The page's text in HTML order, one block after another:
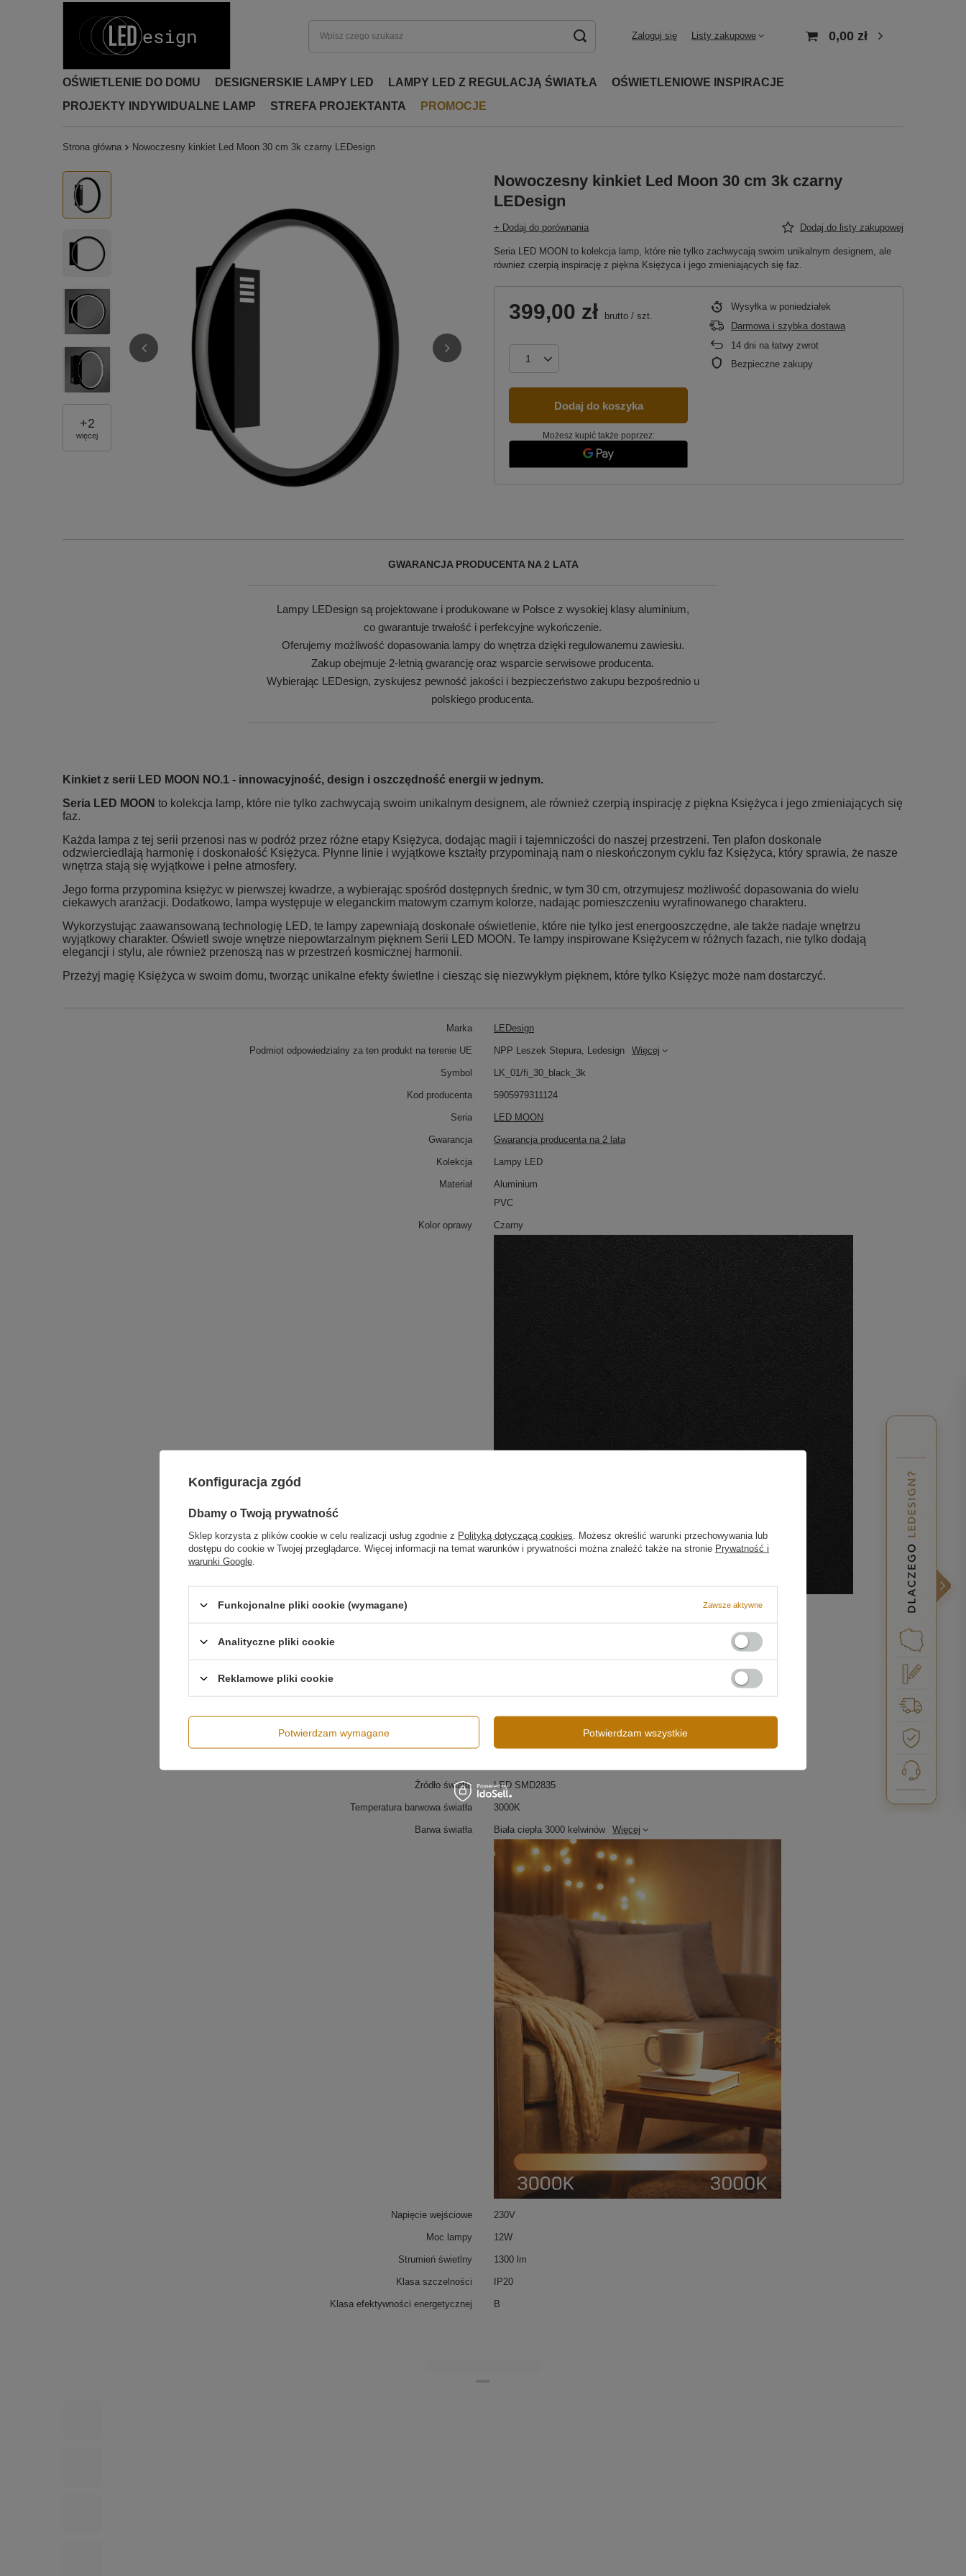
Zaloguj się Listy zakupowe 0,00 zł
OŚWIETLENIE DO DOMU DESIGNERSKIE LAMPY LED LAMPY LED Z REGULACJĄ ŚWIATŁA
OŚWIETLENIOWE INSPIRACJE
PROJEKTY INDYWIDUALNE LAMP
STREFA PROJEKTANTA PROMOCJE
Strona główna Nowoczesny kinkiet Led Moon 30 cm 3k czarny LEDesign
+2
więcej
Nowoczesny kinkiet Led Moon 30 cm 3k czarny
LEDesign
+ Dodaj do porównania Dodaj do listy zakupowej
Seria LED MOON to kolekcja lamp, które nie tylko zachwycają swoim unikalnym designem, ale
również czerpią inspirację z piękna Księżyca i jego zmieniających się faz.
399,00 zł brutto / szt.
Dodaj do koszyka
Możesz kupić także poprzez:
Wysyłka w poniedziałek
Darmowa i szybka dostawa
14 dni na łatwy zwrot
Bezpieczne zakupy
GWARANCJA PRODUCENTA NA 2 LATA
Lampy LEDesign są projektowane i produkowane w Polsce z wysokiej klasy aluminium,
co gwarantuje trwałość i perfekcyjne wykończenie.
Oferujemy możliwość dopasowania lampy do wnętrza dzięki regulowanemu zawiesiu.
Zakup obejmuje 2-letnią gwarancję oraz wsparcie serwisowe producenta.
Wybierając LEDesign, zyskujesz pewność jakości i bezpieczeństwo zakupu bezpośrednio u
polskiego producenta.
Kinkiet z serii LED MOON NO.1 - innowacyjność, design i oszczędność energii w jednym.
Seria LED MOON to kolekcja lamp, które nie tylko zachwycają swoim unikalnym designem, ale również czerpią inspirację z piękna Księżyca i jego zmieniających się
faz.
Każda lampa z tej serii przenosi nas w podróż przez różne etapy Księżyca, dodając magii i tajemniczości do naszej przestrzeni. Ten plafon doskonale
odzwierciedlają harmonię i doskonałość Księżyca. Płynne linie i wyjątkowe kształty przypominają nam o nieskończonym cyklu faz Księżyca, który sprawia, że nasze
wnętrza stają się wyjątkowe i pełne atmosfery.
Jego forma przypomina księżyc w pierwszej kwadrze, a wybierając spośród dostępnych średnic, w tym 30 cm, otrzymujesz możliwość dopasowania do wielu
ciekawych aranżacji. Dodatkowo, lampa występuje w eleganckim matowym czarnym kolorze, nadając pomieszczeniu wyrafinowanego charakteru.
Wykorzystując zaawansowaną technologię LED, te lampy zapewniają doskonałe oświetlenie, które nie tylko jest energooszczędne, ale także nadaje wnętrzu
wyjątkowy charakter. Oświetl swoje wnętrze niepowtarzalnym pięknem Serii LED MOON. Te lampy inspirowane Księżycem w różnych fazach, nie tylko dodają
elegancji i stylu, ale również przenoszą nas w przestrzeń kosmicznej harmonii.
Przeżyj magię Księżyca w swoim domu, tworząc unikalne efekty świetlne i ciesząc się niezwykłym pięknem, które tylko Księżyc może nam dostarczyć.
Marka LEDesign
Podmiot odpowiedzialny za ten produkt na terenie UE NPP Leszek Stepura, Ledesign Więcej
Symbol LK_01/fi_30_black_3k
Kod producenta 5905979311124
Seria LED MOON
Gwarancja Gwarancja producenta na 2 lata
Kolekcja Lampy LED
Materiał
Aluminium
PVC
Kolor oprawy Czarny
Szerokość lampy 30 cm
Źródło światła LED SMD2835
Temperatura barwowa światła 3000K
Barwa światła Biała ciepła 3000 kelwinów Więcej
Napięcie wejściowe 230V
Moc lampy 12W
Strumień świetlny 1300 lm
Klasa szczelności IP20
Klasa efektywności energetycznej B
Konfiguracja zgód
Dbamy o Twoją prywatność
Sklep korzysta z plików cookie w celu realizacji usług zgodnie z Polityką dotyczącą cookies . Możesz określić warunki przechowywania lub
dostępu do cookie w Twojej przeglądarce. Więcej informacji na temat warunków i prywatności można znaleźć także na stronie Prywatność i
warunki Google
Funkcjonalne pliki cookie (wymagane) Zawsze aktywne
Analityczne pliki cookie
Reklamowe pliki cookie
Potwierdzam wymagane Potwierdzam wszystkie